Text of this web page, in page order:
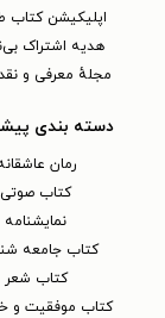
اپلیکیشن کتاب
هدیه اشتراک
مجلهٔ معرفی و
دسته بندی
رمان
کتاب‌ صوتی
نمایشنامه
کتاب جامعه
کتاب شعر
کتاب موفقیت و